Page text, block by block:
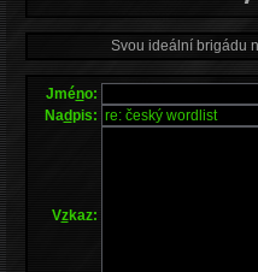
Svou ideální brigádu
Jméno:
Nadpis:
Vzkaz: